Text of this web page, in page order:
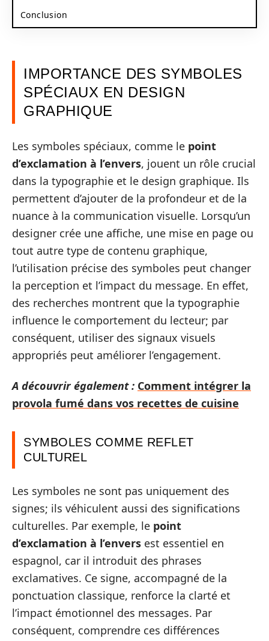
Conclusion
IMPORTANCE DES SYMBOLES
SPÉCIAUX EN DESIGN
GRAPHIQUE
Les symboles spéciaux, comme le point
d’exclamation à l’envers, jouent un rôle crucial
dans la typographie et le design graphique. Ils
permettent d’ajouter de la profondeur et de la
nuance à la communication visuelle. Lorsqu’un
designer crée une affiche, une mise en page ou
tout autre type de contenu graphique,
l’utilisation précise des symboles peut changer
la perception et l’impact du message. En effet,
des recherches montrent que la typographie
influence le comportement du lecteur; par
conséquent, utiliser des signaux visuels
appropriés peut améliorer l’engagement.
A découvrir également : Comment intégrer la
provola fumé dans vos recettes de cuisine
SYMBOLES COMME REFLET
CULTUREL
Les symboles ne sont pas uniquement des
signes; ils véhiculent aussi des significations
culturelles. Par exemple, le point
d’exclamation à l’envers est essentiel en
espagnol, car il introduit des phrases
exclamatives. Ce signe, accompagné de la
ponctuation classique, renforce la clarté et
l’impact émotionnel des messages. Par
conséquent, comprendre ces différences